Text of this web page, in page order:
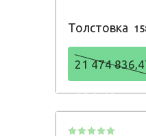
Толстовка
21 474
836,48Р